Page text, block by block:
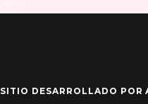
SITIO DESARROLLADO POR